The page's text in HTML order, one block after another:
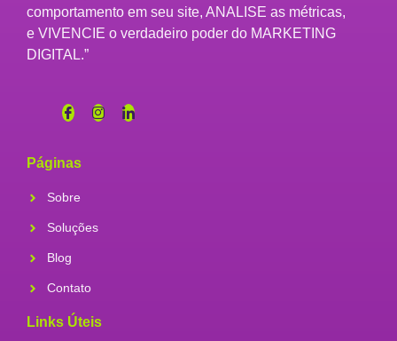
comportamento em seu site, ANALISE as métricas,
e VIVENCIE o verdadeiro poder do MARKETING
DIGITAL.”
Páginas
Sobre
Soluções
Blog
Contato
Links Úteis